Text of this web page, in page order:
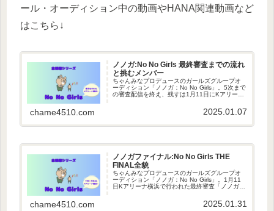
ール・オーディション中の動画やHANA関連動画など
はこちら↓
ノノガ:No No Girls 最終審査までの流れ
と挑むメンバー
ちゃんみなプロデュースのガールズグループオ
ーディション「ノノガ：No No Girls」。5次まで
の審査配信を終え、残すは1月11日にKアリーナ
流れと審査に挑むメンバーを紹介する。ここま
chame4510.com 2025.01.07
ノノガファイナル:No No Girls THE
FINAL全貌
ちゃんみなプロデュースのガールズグループオ
ーディション「ノノガ：No No Girls」。1月11
日Kアリーナ横浜で行われた最終審査「ノノガフ
chame4510.com 2025.01.31